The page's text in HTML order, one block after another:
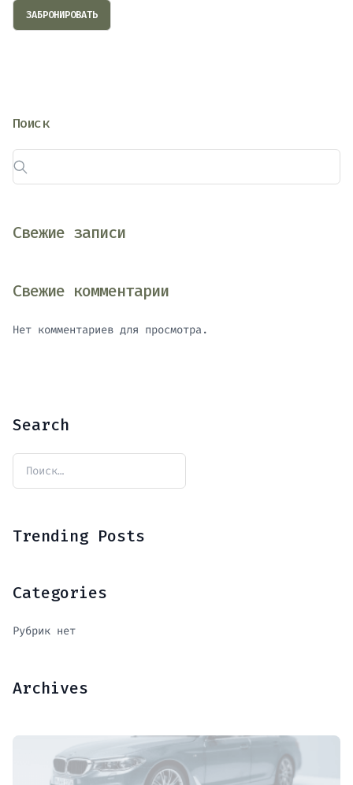
ЗАБРОНИРОВАТЬ
Поиск
Свежие записи
Свежие комментарии
Нет комментариев для просмотра.
Search
Trending Posts
Categories
Рубрик нет
Archives